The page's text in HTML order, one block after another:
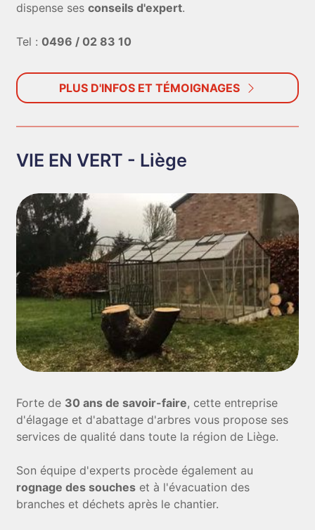
dispense sesconseils d'expert.
Tel : 0496 / 02 83 10
PLUS D'INFOS ET TÉMOIGNAGES
VIE EN VERT - Liège
Forte de 30 ans de savoir-faire, cette entreprise
d'élagage et d'abattage d'arbres vous propose ses
services de qualité dans toute la région de Liège.
Son équipe d'experts procède également au
rognage des souches et à l'évacuation des
branches et déchets après le chantier.